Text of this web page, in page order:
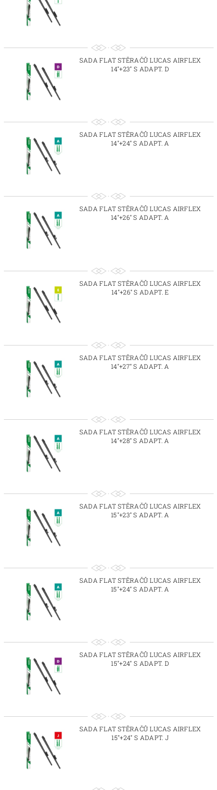
SADA FLAT STĚRAČŮ LUCAS AIRFLEX
14"+23" S ADAPT. D
SADA FLAT STĚRAČŮ LUCAS AIRFLEX
14"+24" S ADAPT. A
SADA FLAT STĚRAČŮ LUCAS AIRFLEX
14"+26" S ADAPT. A
SADA FLAT STĚRAČŮ LUCAS AIRFLEX
14"+26" S ADAPT. E
SADA FLAT STĚRAČŮ LUCAS AIRFLEX
14"+27" S ADAPT. A
SADA FLAT STĚRAČŮ LUCAS AIRFLEX
14"+28" S ADAPT. A
SADA FLAT STĚRAČŮ LUCAS AIRFLEX
15"+23" S ADAPT. A
SADA FLAT STĚRAČŮ LUCAS AIRFLEX
15"+24" S ADAPT. A
SADA FLAT STĚRAČŮ LUCAS AIRFLEX
15"+24" S ADAPT. D
SADA FLAT STĚRAČŮ LUCAS AIRFLEX
15"+24" S ADAPT. J